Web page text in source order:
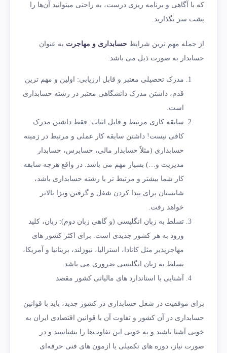
که با آگاهی و برنامه ریزی درست، به راحتی میتوانید آن‌ها را
پشت سر بگذارید.
از جمله مهم ترین شرایط حسابداری و مهاجرت به عنوان
حسابدار به صورت ذیل می باشد:
مدرک تحصیلی معتبر و قابل ارزیابی: اولین و مهم ترین
قدم، داشتن مدرک دانشگاهی معتبر در رشته حسابداری
است.
سابقه کاری مرتبط و قابل اثبات: فقط داشتن مدرک
کافی نیست! داشتن سابقه کار عملی و مرتبط در زمینه
حسابداری (مثلاً حسابدار مالی، حسابرس، حسابدار
مدیریت و…) بسیار مهم می باشد. در واقع هرچه سابقه
کار شما بیشتر و مرتبط تر با رشته حسابداری باشد،
شانستان برای پیدا کردن شغل و گرفتن ویزا بالاتر
خواهد رفت.
تسلط به زبان انگلیسی (و گاهی زبان دوم): زبان، کلید
ورود به هر کشور جدیدی است. برای اکثر کشور های
مهاجرپذیر مثل کانادا، استرالیا، نیوزلند، بریتانیا و آمریکا،
تسلط به زبان انگلیسی ضروری می باشد.
آشنایی با استاندارد های مالیاتی کشور مقصد
برای موفقیت در شغل حسابداری در کشور جدید، باید با قوانین
حسابداری در آن کشور و تفاوت آن با قوانین اقتصادی ایران به
خوبی آشنا باشید و به خوبی این تفاوت‌ها را بشناسید و در
صورت نیاز، دوره های تکمیلی یا ازمون های فنی حرفه‌ای